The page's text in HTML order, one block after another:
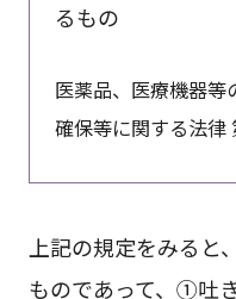
るもの
医薬品、医療機器等
確保等に関する法律
上記の規定をみると
ものであって、①吐